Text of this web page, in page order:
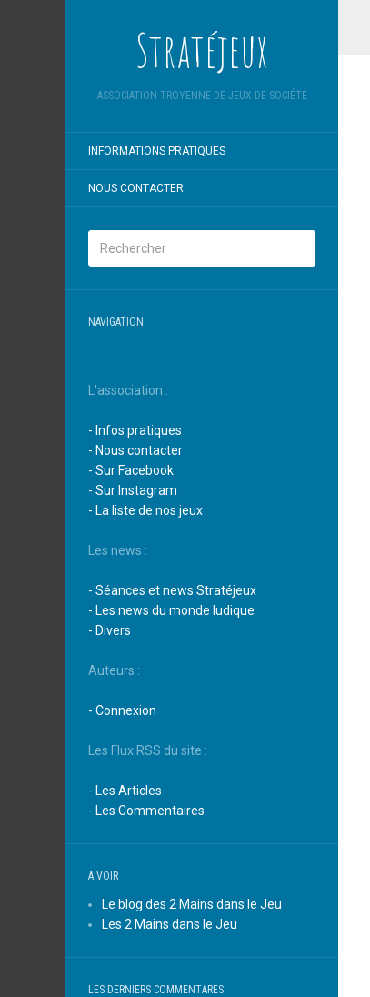
Stratéjeux
ASSOCIATION TROYENNE DE JEUX DE SOCIÉTÉ
INFORMATIONS PRATIQUES
NOUS CONTACTER
NAVIGATION
L'association :
- Infos pratiques
- Nous contacter
- Sur Facebook
- Sur Instagram
- La liste de nos jeux
Les news :
- Séances et news Stratéjeux
- Les news du monde ludique
- Divers
Auteurs :
- Connexion
Les Flux RSS du site :
- Les Articles
- Les Commentaires
A VOIR
Le blog des 2 Mains dans le Jeu
Les 2 Mains dans le Jeu
LES DERNIERS COMMENTARES